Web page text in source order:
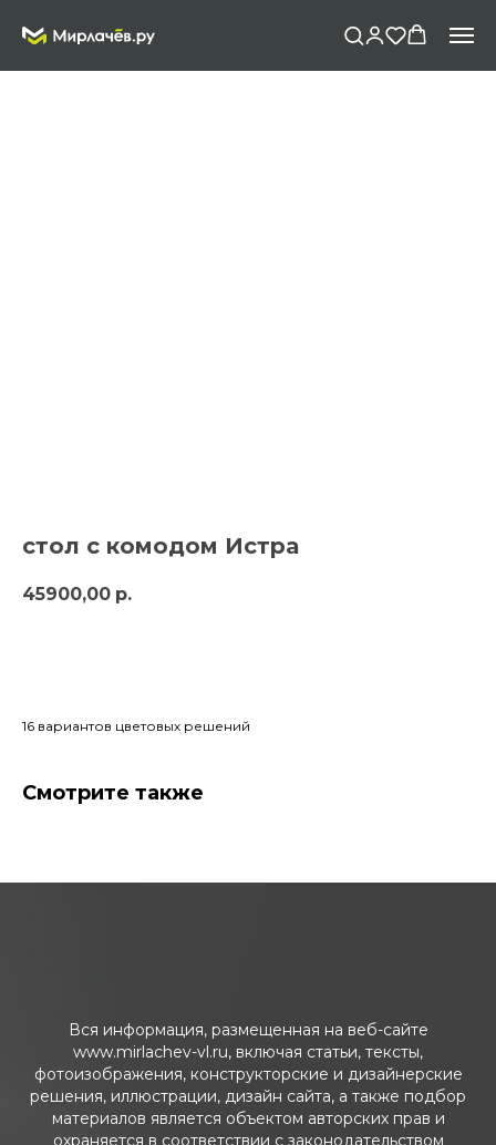
стол с комодом Истра
45900,00 р.
16 вариантов цветовых решений
Смотрите также
Вся информация, размещенная на веб-сайте
www.mirlachev-vl.ru, включая статьи, тексты,
фотоизображения, конструкторские и дизайнерские
решения, иллюстрации, дизайн сайта, а также подбор
материалов является объектом авторских прав и
охраняется в соответствии с законодательством